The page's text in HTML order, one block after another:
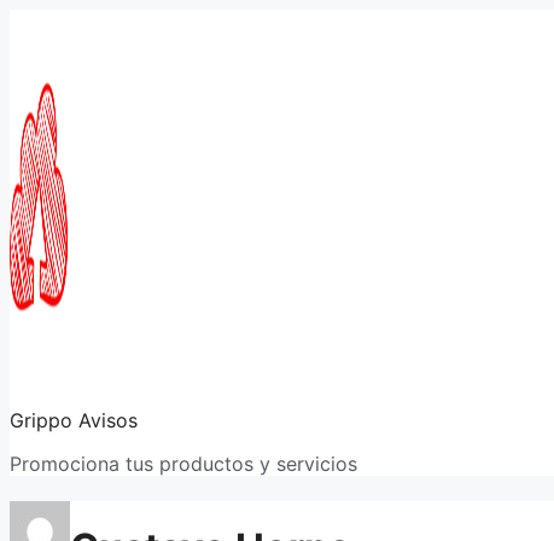
Grippo Avisos
Promociona tus productos y servicios